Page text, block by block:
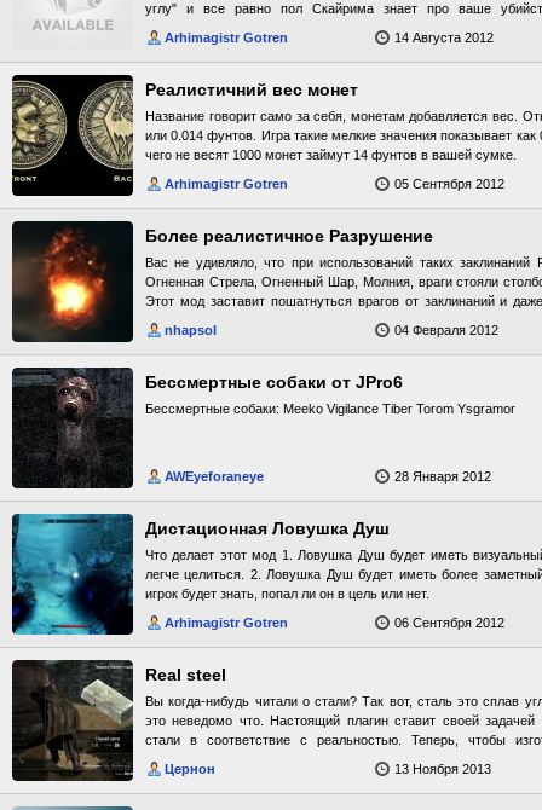
углу" и все равно пол Скайрима знает про ваше
назначили за вашу голову награду. Всё потому что по
мод уменьшает его до 350(приблизительно размер комнаты)
Arhimagistr Gotren 14 Августа 2012
Реалистичний вес монет
Название говорит само за себя, монетам добавляется вес.
или 0.014 фунтов. Игра такие мелкие значения показывает
чего не весят 1000 монет займут 14 фунтов в вашей сумке.
Arhimagistr Gotren
05 Сентября 2012
Более реалистичное Разрушение
Вас не удивляло, что при использований таких
Огненная Стрела, Огненный Шар, Молния, враги стояли
Этот мод заставит пошатнуться врагов от заклинаний и
назад!!! В игре есть перк - Ударная волна, но он не работает
nhapsol 04 Февраля 2012
Бессмертные собаки от JPro6
Бессмертные собаки: Meeko Vigilance Tiber Torom Ysgramor
AWEyeforaneye 28 Января 2012
Дистационная Ловушка Душ
Что делает этот мод 1. Ловушка Душ будет иметь
легче целиться. 2. Ловушка Душ будет иметь более
игрок будет знать, попал ли он в цель или нет.
Arhimagistr Gotren
06 Сентября 2012
Real steel
Вы когда-нибудь читали о стали? Так вот, сталь это сплав
это неведомо что. Настоящий плагин ставит своей задачей
стали в соответствие с реальностью. Теперь, чтобы
понадобится железная руда и уголь. Для упрощения задачи
лист кузнецов-торговцев.
Цернон 13 Ноября 2013